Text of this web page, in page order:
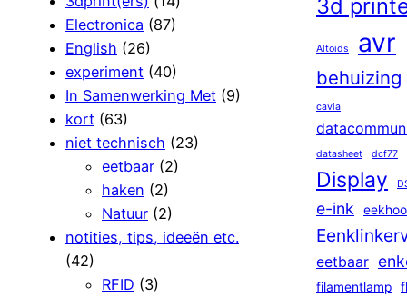
Electronica (87)
English (26)
experiment (40)
In Samenwerking Met (9)
kort (63)
niet technisch (23)
eetbaar (2)
haken (2)
Natuur (2)
notities, tips, ideeën etc.
(42)
RFID (3)
3d
Altoids avr
behuizing
cavia
datasheet dcf77
Display
e-ink
eetbaar
filamentlamp